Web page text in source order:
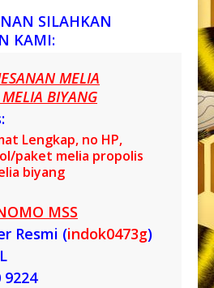
SILAHKAN
KAMI:
MELIA
BIYANG
Lengkap, no HP,
paket melia propolis
biyang
MSS
Resmi (indok0473g)
9224